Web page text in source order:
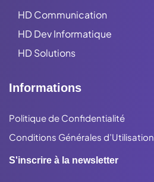
HD Communication
HD Dev Informatique
HD Solutions
Informations
Politique de Confidentialité
Conditions Générales d’Utilisation
S'inscrire à la newsletter